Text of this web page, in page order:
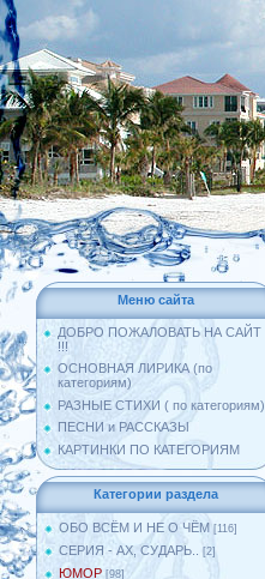
Меню сайта
ДОБРО ПОЖАЛОВАТЬ НА САЙТ
!!!
ОСНОВНАЯ ЛИРИКА (по
категориям)
РАЗНЫЕ СТИХИ ( по категориям)
ПЕСНИ и РАССКАЗЫ
КАРТИНКИ ПО КАТЕГОРИЯМ
Категории раздела
ОБО ВСЁМ И НЕ О ЧЁМ [116]
СЕРИЯ - АХ, СУДАРЬ.. [2]
ЮМОР [98]